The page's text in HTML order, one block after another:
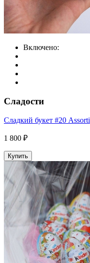
Включено:
Сладости
Сладкий букет #20 Assorti
1 800 ₽
Купить